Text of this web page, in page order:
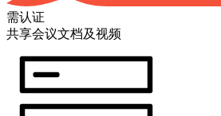
需认证
共享会议文档及视频